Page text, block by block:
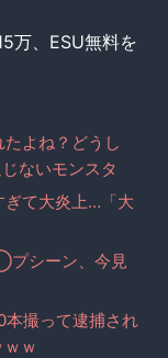
万、ESU無料を
たよね？どうし
ないモンスタ
ぎて大炎上…「大
プシーン、今見
本撮って逮捕され
ｗ